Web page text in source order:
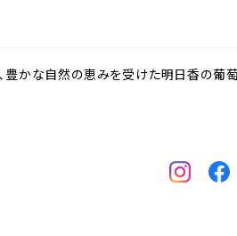
豊かな自然の恵みを受けた明日香の葡